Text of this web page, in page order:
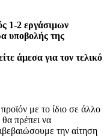
1-2 εργάσιμων
υποβολής της
άμεσα για τον τελικό
με το ίδιο σε άλλο
πρέπει να
την αίτηση